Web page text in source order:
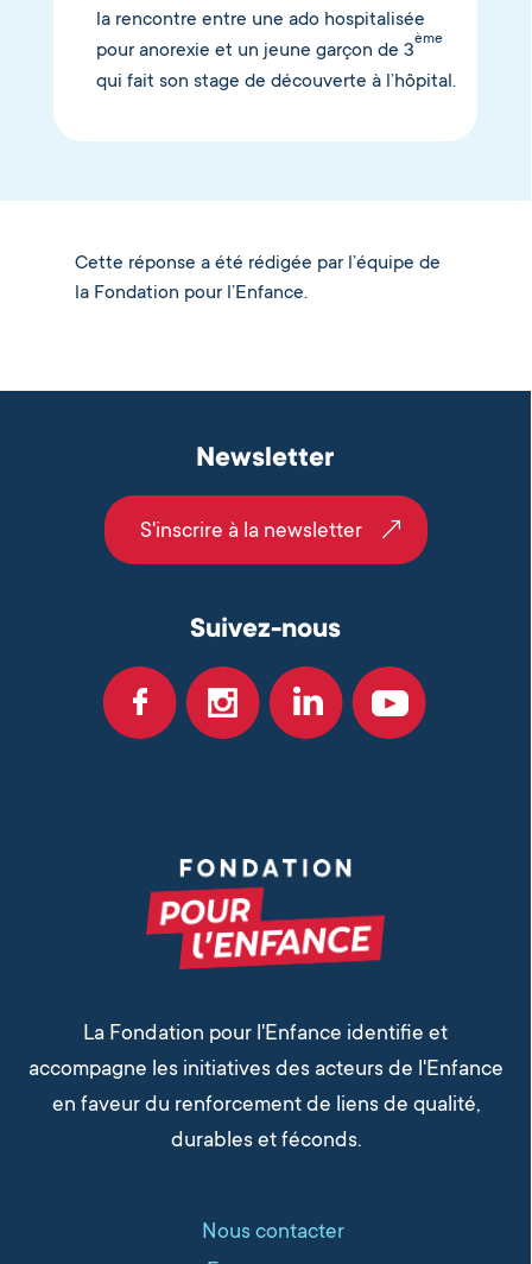
la rencontre entre une ado hospitalisée
pour anorexie et un jeune garçon de 3
ème
qui fait son stage de découverte à l’hôpital.
Cette réponse a été rédigée par l’équipe de
la Fondation pour l’Enfance.
Newsletter
S'inscrire à la newsletter
Suivez-nous
La Fondation pour l'Enfance identifie et
accompagne les initiatives des acteurs de l'Enfance
en faveur du renforcement de liens de qualité,
durables et féconds.
Nous contacter